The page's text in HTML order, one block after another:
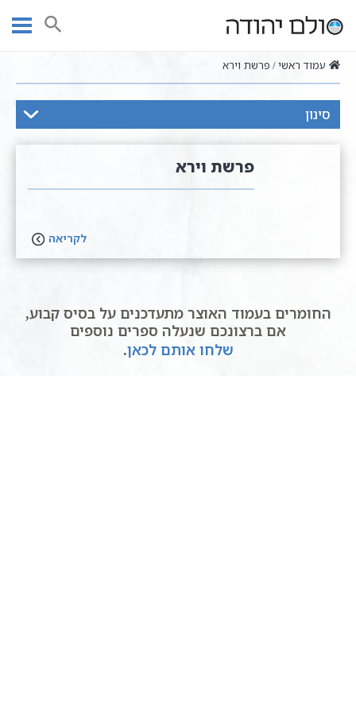
חיפוש
עמוד ראשי פרשת וירא
פרשת וירא
לקריאה
החומרים בעמוד האוצר מתעדכנים על בסיס קבוע,
אם ברצונכם שנעלה ספרים נוספים
שלחו אותם לכאן.
סינון